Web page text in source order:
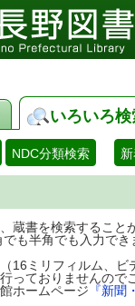
いろいろ検
NDC分類検索
蔵書を検索すること
も半角でも入力でき
16ミリフィルム、ビ
っておりませんので
ホームページ 『新